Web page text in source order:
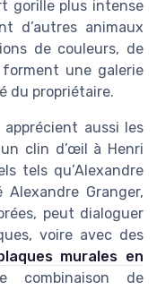
gorille plus intense
d’autres animaux
de couleurs, de
une galerie
du propriétaire.
apprécient aussi les
clin d’œil à Henri
tels qu’Alexandre
Granger,
peut dialoguer
voire avec des
murales en
combinaison de